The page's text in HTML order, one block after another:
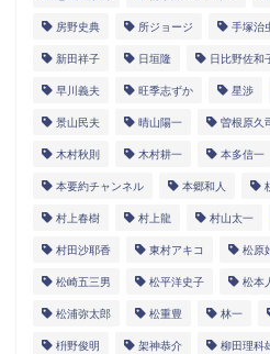
房野史典 所ジョージ 手塚治
新田祥子 日垣隆 日比野佐和
早川義夫 旺季志ずか 星渉
景山民夫 晴山陽一 曽根原久
木村秋則 木村耕一 本多信一
本要約チャンネル 本郷和人
村上春樹 村上龍 村山太一
村田沙耶香 東村アキコ 松原
松崎五三男 松平洋史子 松本
松浦弥太郎 松重豊 林一
枡野俊明 架神恭介 柳田理科